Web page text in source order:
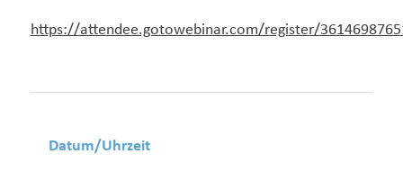
https://attendee.gotowebinar.com/register/
Datum/Uhrzeit